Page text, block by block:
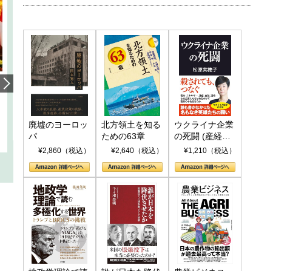
韓国にも理解してほしい「極東
1905年体制」における日米韓安
全保障協力の意味
千々和泰明
2026年5月15日
ホルムズ海峡危機で加速したエ
ネルギー転換が「中国依存」に
行き着くリスク
小山堅
2026年5月14日
廃墟のヨーロッ
パ
¥2,860（税込）
北方領土を知る
ための63章
¥2,640（税込）
ウクライナ企業
の死闘 (産経セ
レクト S 039)
¥1,210（税込）